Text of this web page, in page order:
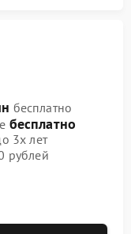
бесплатно
бесплатно
3х лет
рублей